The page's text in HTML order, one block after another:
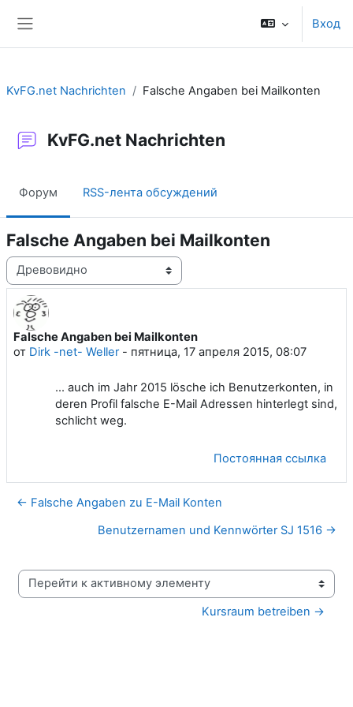
Вход
KvFG.net Nachrichten Falsche Angaben bei Mailkonten
KvFG.net Nachrichten
Форум RSS-лента обсуждений
Falsche Angaben bei Mailkonten
Режим отображения
Falsche Angaben bei Mailkonten
от Dirk -net- Weller- пятница, 17 апреля 2015, 08:07
Количество ответов: 0
... auch im Jahr 2015 lösche ich Benutzerkonten, in
deren Profil falsche E-Mail Adressen hinterlegt sind,
schlicht weg.
Постоянная ссылка
← Falsche Angaben zu E-Mail Konten
Benutzernamen und Kennwörter SJ 1516 →
Перейти к активному элементу
Kursraum betreiben →